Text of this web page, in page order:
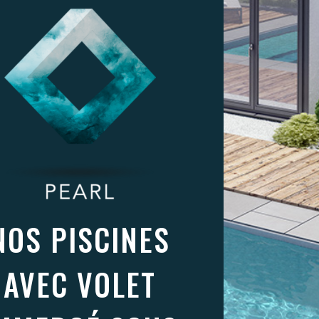
PISCINES
AVEC VOLET